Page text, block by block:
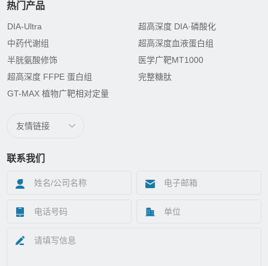
热门产品
DIA-Ultra
超高深度 DIA·磷酸化
中药代谢组
超高深度血液蛋白组
半胱氨酸修饰
医学广靶MT1000
超高深度 FFPE 蛋白组
完整糖肽
GT-MAX 植物广靶相对定量
友情链接
联系我们